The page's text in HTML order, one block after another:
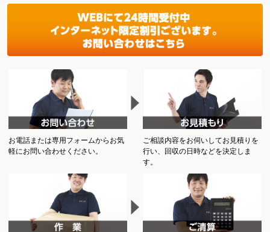
お電話または専用フォームからお気
軽にお問い合わせください。
ご相談内容をお伺いしてお見積りを
行い、回収の日時などを決定しま
す。